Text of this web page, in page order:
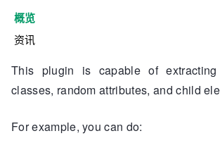
概览
资讯
This plugin is capable of extracting
classes, random attributes, and child
For example, you can do: